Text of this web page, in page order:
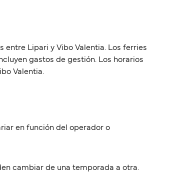
entre Lipari y Vibo Valentia. Los ferries
gastos de gestión. Los horarios
Valentia.
en función del operador o
cambiar de una temporada a otra.